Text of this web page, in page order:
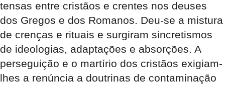
tensas entre cristãos e crentes nos deuses
dos Gregos e dos Romanos. Deu-se a mistura
de crenças e rituais e surgiram sincretismos
de ideologias, adaptações e absorções. A
perseguição e o martírio dos cristãos exigiam-
lhes a renúncia a doutrinas de contaminação